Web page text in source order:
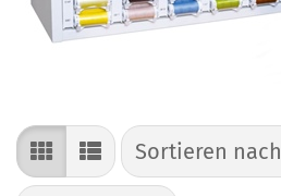
Sortieren nach
Sortieren nach